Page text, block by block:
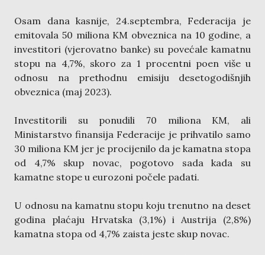
Osam dana kasnije, 24.septembra, Federacija je
emitovala 50 miliona KM obveznica na 10 godine, a
investitori (vjerovatno banke) su povećale kamatnu
stopu na 4,7%, skoro za 1 procentni poen više u
odnosu na prethodnu emisiju desetogodišnjih
obveznica (maj 2023).
Investitorili su ponudili 70 miliona KM, ali
Ministarstvo finansija Federacije je prihvatilo samo
30 miliona KM jer je procijenilo da je kamatna stopa
od 4,7% skup novac, pogotovo sada kada su
kamatne stope u eurozoni počele padati.
U odnosu na kamatnu stopu koju trenutno na deset
godina plaćaju Hrvatska (3,1%) i Austrija (2,8%)
kamatna stopa od 4,7% zaista jeste skup novac.